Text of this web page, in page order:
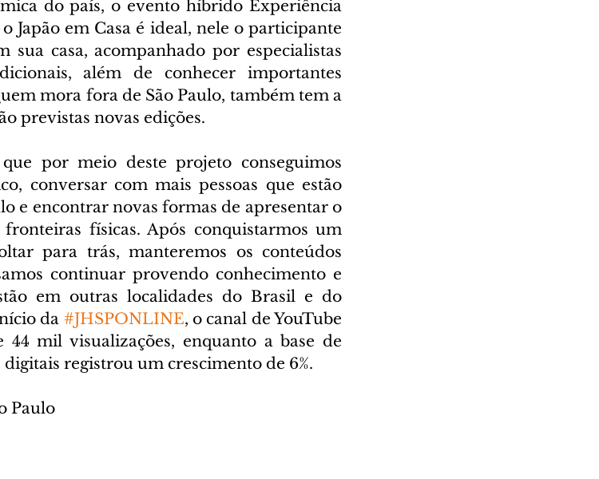
do país, o evento híbrido Experiência
Japão em Casa é ideal, nele o participante
casa, acompanhado por especialistas
além de conhecer importantes
mora fora de São Paulo, também tem a
previstas novas edições.
por meio deste projeto conseguimos
conversar com mais pessoas que estão
e encontrar novas formas de apresentar o
físicas. Após conquistarmos um
para trás, manteremos os conteúdos
continuar provendo conhecimento e
em outras localidades do Brasil e do
da #JHSPONLINE, o canal de YouTube
mil visualizações, enquanto a base de
registrou um crescimento de 6%.
Paulo